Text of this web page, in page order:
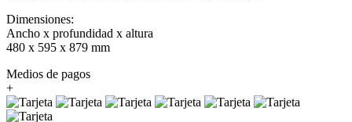
Dimensiones:
Ancho x profundidad x altura
480 x 595 x 879 mm
Medios de pagos
+